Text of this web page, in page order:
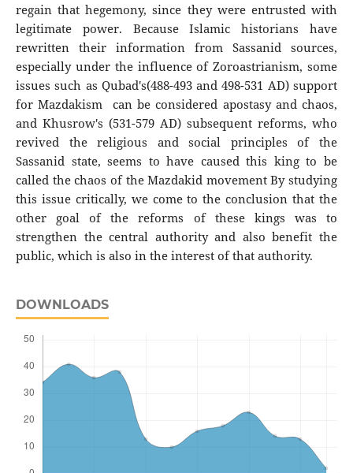
regain that hegemony, since they were entrusted with
legitimate power. Because Islamic historians have
rewritten their information from Sassanid sources,
especially under the influence of Zoroastrianism, some
issues such as Qubad's(488-493 and 498-531 AD) support
for Mazdakism can be considered apostasy and chaos,
and Khusrow's (531-579 AD) subsequent reforms, who
revived the religious and social principles of the
Sassanid state, seems to have caused this king to be
called the chaos of the Mazdakid movement By studying
this issue critically, we come to the conclusion that the
other goal of the reforms of these kings was to
strengthen the central authority and also benefit the
public, which is also in the interest of that authority.
DOWNLOADS